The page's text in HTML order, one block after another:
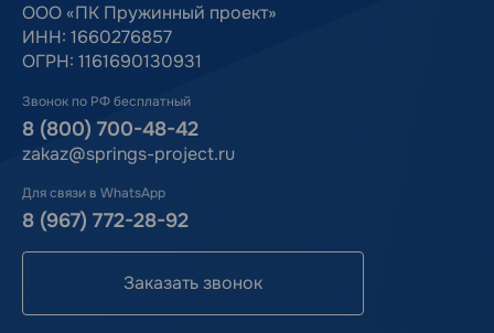
ООО «ПК Пружинный проект»
ИНН: 1660276857
ОГРН: 1161690130931
Звонок по РФ бесплатный
8 (800) 700-48-42
zakaz@springs-project.ru
Для связи в WhatsApp
8 (967) 772-28-92
Заказать звонок